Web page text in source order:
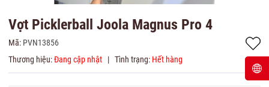
Vợt Picklerball Joola Magnus Pro 4
Mã: PVN13856
Thương hiệu:Đang cập nhật | Tình trạng: Hết hàng